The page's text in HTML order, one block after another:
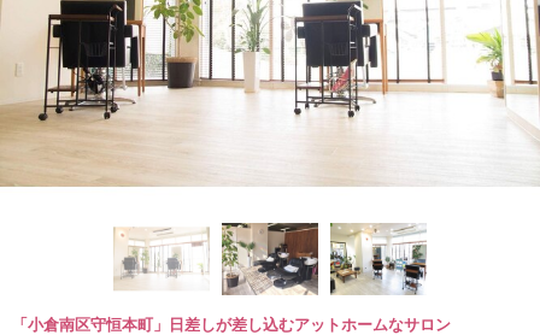
「小倉南区守恒本町」日差しが差し込むアットホームなサロン